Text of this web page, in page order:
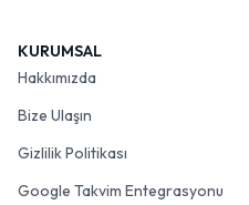
KURUMSAL
Hakkımızda
Bize Ulaşın
Gizlilik Politikası
Google Takvim Entegrasyonu